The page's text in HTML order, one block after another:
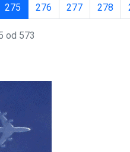
275 276 277 278
od 573